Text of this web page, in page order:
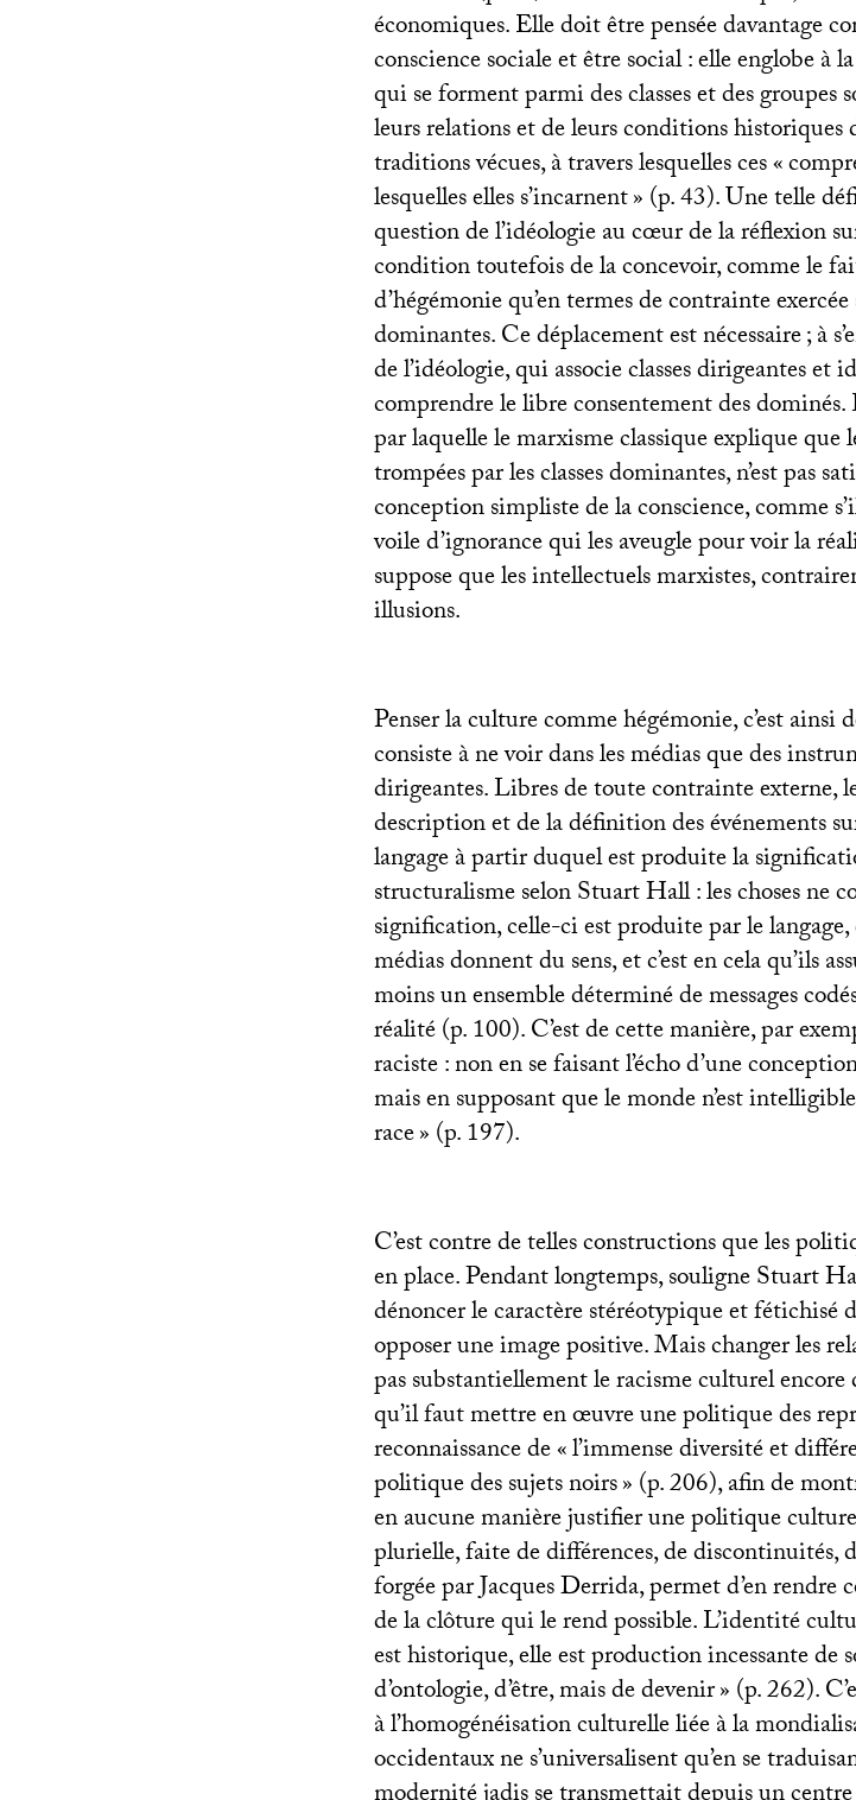
économiques. Elle doit être pensée davantage
conscience sociale et être social : elle englobe à
qui se forment parmi des classes et des groupes
leurs relations et de leurs conditions historiques
traditions vécues, à travers lesquelles ces «
lesquelles elles s’incarnent» (p. 43). Une telle
question de l’idéologie au cœur de la réflexion
condition toutefois de la concevoir, comme le
d’hégémonie qu’en termes de contrainte
dominantes. Ce déplacement est nécessaire; à
de l’idéologie, qui associe classes dirigeantes et
comprendre le libre consentement des
par laquelle le marxisme classique explique que
trompées par les classes dominantes, n’est pas
conception simpliste de la conscience, comme
voile d’ignorance qui les aveugle pour voir la
suppose que les intellectuels marxistes,
illusions.
Penser la culture comme hégémonie, c’est
consiste à ne voir dans les médias que des
dirigeantes. Libres de toute contrainte externe,
description et de la définition des événements
langage à partir duquel est produite la
structuralisme selon Stuart Hall : les choses ne
signification, celle-ci est produite par le
médias donnent du sens, et c’est en cela qu’ils
moins un ensemble déterminé de messages
réalité (p. 100). C’est de cette manière, par
raciste : non en se faisant l’écho d’une
mais en supposant que le monde n’est
race» (p. 197).
C’est contre de telles constructions que les
en place. Pendant longtemps, souligne Stuart
dénoncer le caractère stéréotypique et fétichisé
opposer une image positive. Mais changer les
pas substantiellement le racisme culturel
qu’il faut mettre en œuvre une politique des
reconnaissance de «l’immense diversité et
politique des sujets noirs» (p. 206), afin de
en aucune manière justifier une politique
plurielle, faite de différences, de discontinuités,
forgée par Jacques Derrida, permet d’en rendre
de la clôture qui le rend possible. L’identité
est historique, elle est production incessante de
d’ontologie, d’être, mais de devenir» (p. 262).
à l’homogénéisation culturelle liée à la
occidentaux ne s’universalisent qu’en se